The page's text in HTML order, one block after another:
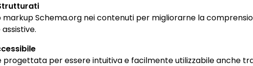
Schema.org nei contenuti per migliorarne la
progettata per essere intuitiva e facilmente utilizzabile anche